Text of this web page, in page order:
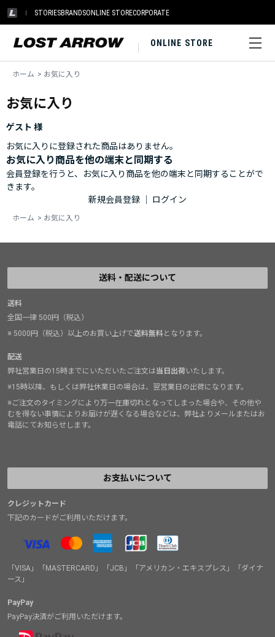
STORIESBRANDSONLINE STORECORPORATE
ONLINE STORE
ホーム > お気に入り
お気に入り
ゲスト 様
お気に入りに登録された商品はありません。
お気に入り商品を他の端末と同期する
会員登録を行うと、お気に入り商品を他の端末と同期することがで
きます。
新規会員登録
ログイン
ホーム > お気に入り
送料・配送について
送料
全国一律 500円（税込）
※ 5000円（税込）以上のお買い上げで送料無料となります。
配送
弊社営業日の15時までにいただいたご注文は当日出荷いたします。
※15時以降、もしくは弊社休業日の場合は、翌営業日の出荷になります。
※ご注文のタイミングにより万一在庫切れとなってしまった場合や、その他や
むを得ない事情によりお届けが遅くなる場合などは、弊社よりメールまたはお
電話にてお知らせします。
お支払いについて
クレジットカード
下記のカードがご利用いただけます。
「VISA」「MASTERCARD」「JCB」「アメリカン・エキスプレス」「ダイナ
ース」
PayPay
PayPay決済がご利用いただけます。